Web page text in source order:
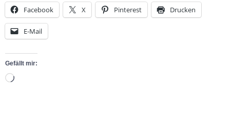
Facebook X Pinterest Drucken
E-Mail
Gefällt mir: